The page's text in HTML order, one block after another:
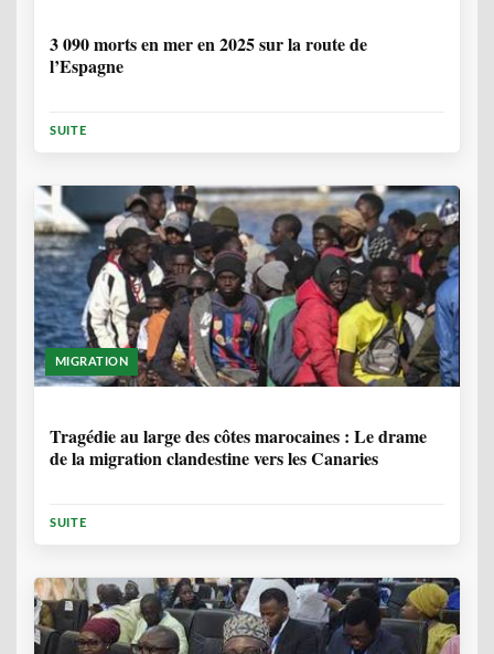
3 090 morts en mer en 2025 sur la route de
l’Espagne
SUITE
MIGRATION
Tragédie au large des côtes marocaines : Le drame
de la migration clandestine vers les Canaries
SUITE